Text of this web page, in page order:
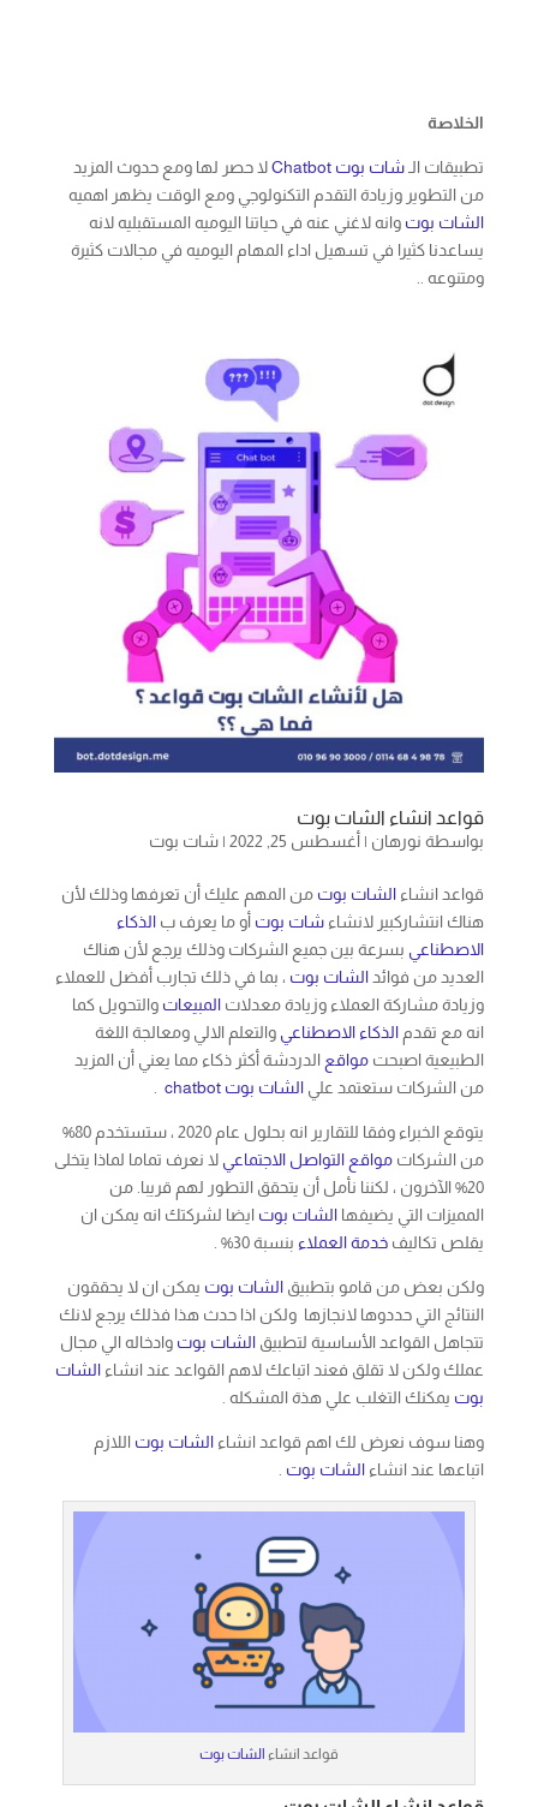
يساعدنا كثيرا في تسهيل اداء المهام اليوميه في مجالات كثيرة
ومتنوعه ..
قواعد انشاء الشات بوت
أغسطس 25, 2022 |شات بوت
قواعد انشاءالشات بوتمن المهم عليك أن تعرفها وذلك لأن
الاصطناعيبسرعة بين جميع الشركات وذلك يرجع لأن هناك
العديد من فوائد
الشات بوت
، بما في ذلك تجارب أفضل للعملاء
وزيادة مشاركة العملاء وزيادة معدلات المبيعات
والتحويل كما
انه مع تقدمالذكاء الاصطناعي
والتعلم الالي ومعالجة اللغة
الطبيعية اصبحت
مواقع
الدردشة أكثر ذكاء مما يعني أن المزيد
من الشركات ستعتمد علي
الشات بوت chatbot
.
يتوقع الخبراء وفقا للتقارير انه بحلول عام 2020 ، ستستخدم 80%
من الشركاتمواقعالتواصل الاجتماعيلا نعرف تماما لماذا يتخلى
20% الآخرون ، لكننا نأمل أن يتحقق التطور لهم قريبا. من
المميزات التي يضيفهاالشات بوت ايضا لشركتك انه يمكن ان
يقلص تكاليف
خدمة العملاء بنسبة 30% .
ولكن بعض من قامو بتطبيقالشات بوت يمكن ان لا يحققون
النتائج التي حددوها لانجازها ولكن اذا حدث هذا فذلك يرجع لانك
تتجاهل القواعد الأساسية لتطبيق الشات بوتوادخاله الي مجال
عملك ولكن لا تقلق فعند اتباعك لاهم القواعد عند انشاء
بوت
يمكنك التغلب علي هذة المشكله .
وهنا سوف نعرض لك اهم قواعد انشاءالشات بوتاللازم
اتباعها عند انشاءالشات بوت.
قواعد انشاءالشات بوت
قواعد انشاء الشات بوت
هناك قواعد انشاءالشات بوتيجب عليك الالتزام بها لكى تتمكن
من استخدامالشات بوتchatbotوالاعتماد عليه كأنهمساعدك
فى تحقيق الأرباح والمبيعات ومن أهم تلك القواعد